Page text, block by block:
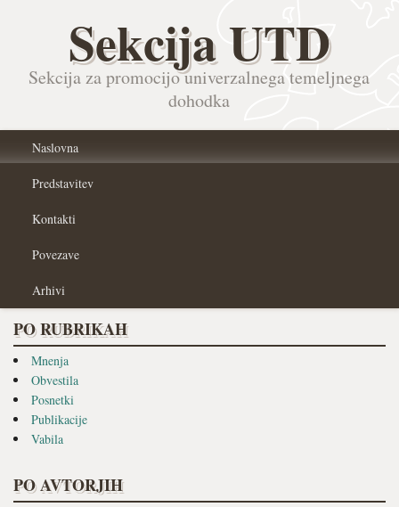
Sekcija UTD
Sekcija za promocijo univerzalnega temeljnega
dohodka
Naslovna
Predstavitev
Kontakti
Povezave
Arhivi
PO RUBRIKAH
Mnenja
Obvestila
Posnetki
Publikacije
Vabila
PO AVTORJIH